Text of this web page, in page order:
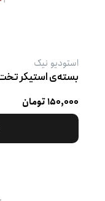
استودیو نیک
بسته‌ی استیکر تخت
۱۵۰,۰۰۰ تومان